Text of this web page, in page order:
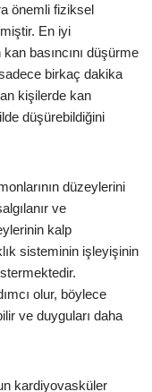
önemli fiziksel
En iyi
basıncını düşürme
birkaç dakika
kişilerde kan
düşürebildiğini
düzeylerini
ve
kalp
sisteminin işleyişinin
olur, böylece
ve duyguları daha
kardiyovasküler